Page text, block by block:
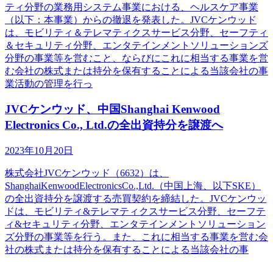
ティ分野の業務用システム事業における、ヘルスケア事業
（以下：本事業）からの撤退を発表した。JVCケンウッド
は、モビリティ＆テレマティクスサービス分野、セーフティ
＆セキュリティ分野、エンタテインメントソリューションズ
分野の事業等を営むこと、ならびにこれに相当する事業を営
む会社の株式または持分を保有することによる当該会社の事
業活動の管理を行っ
JVCケンウッド、中国Shanghai Kenwood
Electronics Co., Ltd.の全出資持分を譲渡へ
2023年10月20日
株式会社JVCケンウッド（6632）は、
ShanghaiKenwoodElectronicsCo.,Ltd.（中国上海、以下SKE）
の全出資持分を譲渡する売買契約を締結した。JVCケンウッ
ドは、モビリティ&テレマティクスサービス分野、セーフテ
ィ&セキュリティ分野、エンタテインメントソリューション
ズ分野の事業等を行う。また、これに相当する事業を営む会
社の株式または持分を保有することによる当該会社の事